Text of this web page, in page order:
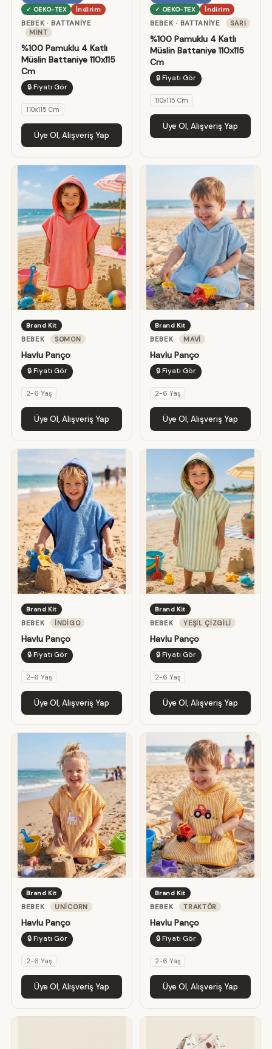
✓ OEKO-TEX
İndirim
BEBEK · BATTANIYE
MINT
%100 Pamuklu 4 Katlı
Müslin Battaniye 110x115
Cm
🔒 Fiyatı Gör
110x115 Cm
Üye Ol, Alışveriş Yap
✓ OEKO-TEX
İndirim
BEBEK · BATTANIYE SARI
%100 Pamuklu 4 Katlı
Müslin Battaniye 110x115
Cm
🔒 Fiyatı Gör
110x115 Cm
Üye Ol, Alışveriş Yap
Brand Kit
BEBEK SOMON
Havlu Panço
🔒 Fiyatı Gör
2-6 Yaş
Üye Ol, Alışveriş Yap
Brand Kit
BEBEK MAVI
Havlu Panço
🔒 Fiyatı Gör
2-6 Yaş
Üye Ol, Alışveriş Yap
Brand Kit
BEBEK İNDIGO
Havlu Panço
🔒 Fiyatı Gör
2-6 Yaş
Üye Ol, Alışveriş Yap
Brand Kit
BEBEK YEŞIL ÇIZGILI
Havlu Panço
🔒 Fiyatı Gör
2-6 Yaş
Üye Ol, Alışveriş Yap
Brand Kit
BEBEK UNICORN
Havlu Panço
🔒 Fiyatı Gör
2-6 Yaş
Üye Ol, Alışveriş Yap
Brand Kit
BEBEK TRAKTÖR
Havlu Panço
🔒 Fiyatı Gör
2-6 Yaş
Üye Ol, Alışveriş Yap